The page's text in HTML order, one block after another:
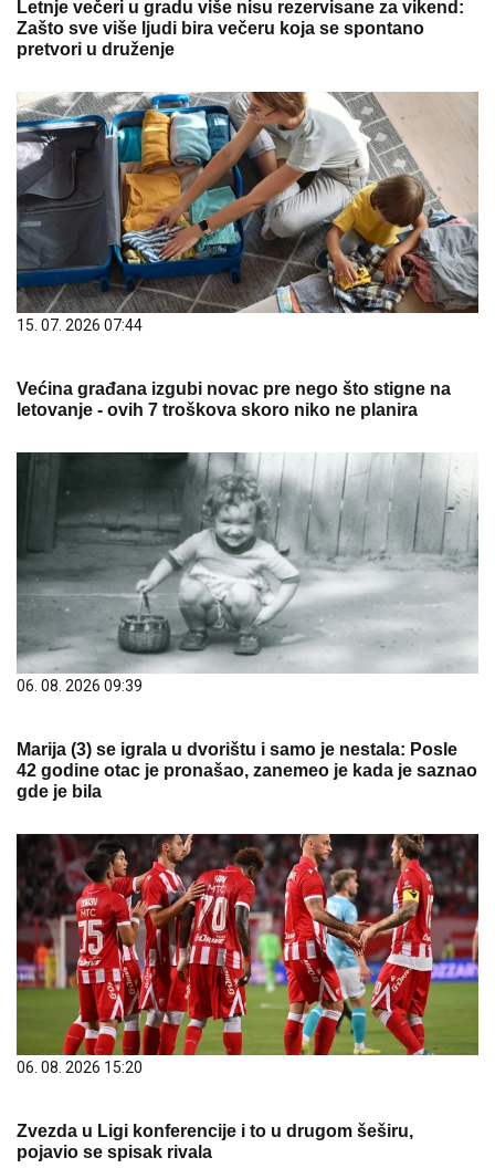
Letnje večeri u gradu više nisu rezervisane za vikend:
Zašto sve više ljudi bira večeru koja se spontano
pretvori u druženje
15. 07. 2026 07:44
Većina građana izgubi novac pre nego što stigne na
letovanje - ovih 7 troškova skoro niko ne planira
06. 08. 2026 09:39
Marija (3) se igrala u dvorištu i samo je nestala: Posle
42 godine otac je pronašao, zanemeo je kada je saznao
gde je bila
06. 08. 2026 15:20
Zvezda u Ligi konferencije i to u drugom šeširu,
pojavio se spisak rivala